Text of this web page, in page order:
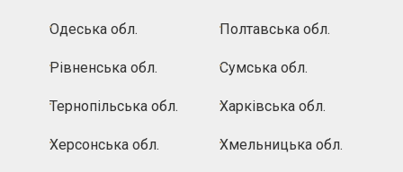
Одеська обл. Полтавська обл.
Рівненська обл. Сумська обл.
Тернопільська обл. Харківська обл.
Херсонська обл. Хмельницька обл.